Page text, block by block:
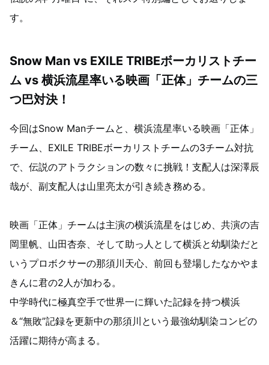
す。
Snow Man vs EXILE TRIBEボーカリストチー
ム vs 横浜流星率いる映画「正体」チームの三
つ巴対決！
今回はSnow Manチームと、横浜流星率いる映画「正体」
チーム、EXILE TRIBEボーカリストチームの3チーム対抗
で、伝説のアトラクションの数々に挑戦！支配人は深澤辰
哉が、副支配人は山里亮太が引き続き務める。
映画「正体」チームは主演の横浜流星をはじめ、共演の吉
岡里帆、山田杏奈、そして助っ人として横浜と幼馴染だと
いうプロボクサーの那須川天心、前回も登場したなかやま
きんに君の2人が加わる。
中学時代に極真空手で世界一に輝いた記録を持つ横浜
＆“無敗”記録を更新中の那須川という最強幼馴染コンビの
活躍に期待が高まる。